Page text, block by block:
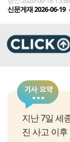
신문게재 2026-06-19
지난 7일 세
진 사고 이